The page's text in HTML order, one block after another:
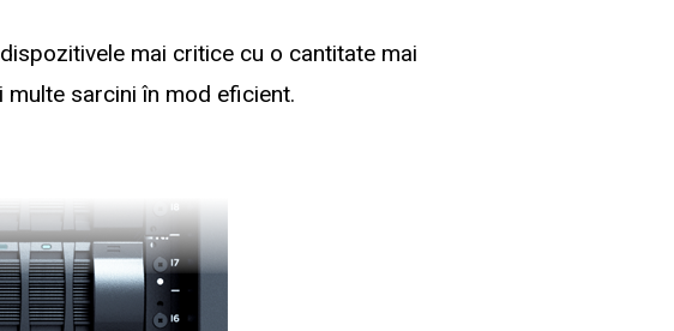
mai critice cu o cantitate mai
sarcini în mod eficient.